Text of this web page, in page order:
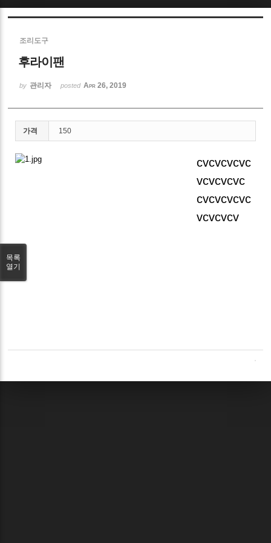
조리도구
후라이팬
by 관리자 posted Apr 26, 2019
가격 150
cvcvcvcvc
vcvcvcvc
cvcvcvcvc
vcvcvcv
목록
열기
Sketchbook5, 스케치북5
Sketchbook5, 스케치북5